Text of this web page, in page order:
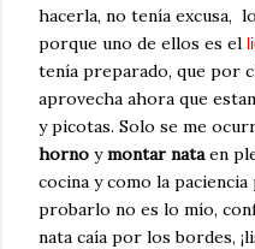
hacerla, no tenía excusa,
porque uno de ellos es el
tenía preparado, que por
aprovecha ahora que
y picotas. Solo se me
horno ymontar nataen
cocina y como la
probarlo no es lo mío,
nata caía por los bordes,